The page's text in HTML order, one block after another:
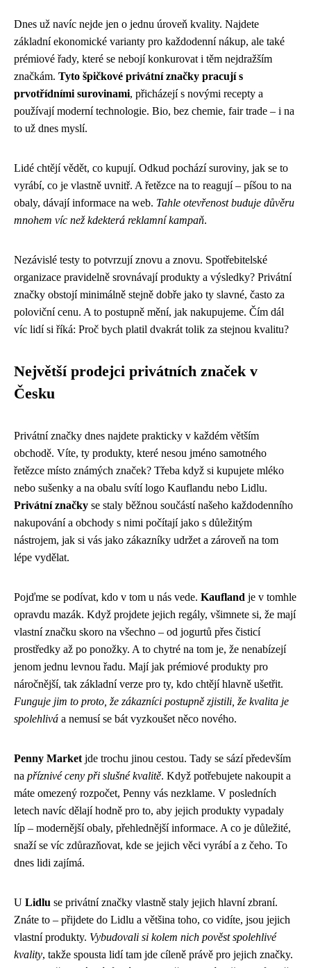
Dnes už navíc nejde jen o jednu úroveň kvality. Najdete
základní ekonomické varianty pro každodenní nákup, ale také
prémiové řady, které se nebojí konkurovat i těm nejdražším
značkám. Tyto špičkové privátní značky pracují s
prvotřídními surovinami, přicházejí s novými recepty a
používají moderní technologie. Bio, bez chemie, fair trade – i na
to už dnes myslí.
Lidé chtějí vědět, co kupují. Odkud pochází suroviny, jak se to
vyrábí, co je vlastně uvnitř. A řetězce na to reagují – píšou to na
obaly, dávají informace na web. Tahle otevřenost buduje důvěru
mnohem víc než kdekterá reklamní kampaň.
Nezávislé testy to potvrzují znovu a znovu. Spotřebitelské
organizace pravidelně srovnávají produkty a výsledky? Privátní
značky obstojí minimálně stejně dobře jako ty slavné, často za
poloviční cenu. A to postupně mění, jak nakupujeme. Čím dál
víc lidí si říká: Proč bych platil dvakrát tolik za stejnou kvalitu?
Největší prodejci privátních značek v
Česku
Privátní značky dnes najdete prakticky v každém větším
obchodě. Víte, ty produkty, které nesou jméno samotného
řetězce místo známých značek? Třeba když si kupujete mléko
nebo sušenky a na obalu svítí logo Kauflandu nebo Lidlu.
Privátní značky se staly běžnou součástí našeho každodenního
nakupování a obchody s nimi počítají jako s důležitým
nástrojem, jak si vás jako zákazníky udržet a zároveň na tom
lépe vydělat.
Pojďme se podívat, kdo v tom u nás vede. Kaufland je v tomhle
opravdu mazák. Když projdete jejich regály, všimnete si, že mají
vlastní značku skoro na všechno – od jogurtů přes čisticí
prostředky až po ponožky. A to chytré na tom je, že nenabízejí
jenom jednu levnou řadu. Mají jak prémiové produkty pro
náročnější, tak základní verze pro ty, kdo chtějí hlavně ušetřit.
Funguje jim to proto, že zákazníci postupně zjistili, že kvalita je
spolehlivá a nemusí se bát vyzkoušet něco nového.
Penny Market jde trochu jinou cestou. Tady se sází především
na příznivé ceny při slušné kvalitě. Když potřebujete nakoupit a
máte omezený rozpočet, Penny vás nezklame. V posledních
letech navíc dělají hodně pro to, aby jejich produkty vypadaly
líp – modernější obaly, přehlednější informace. A co je důležité,
snaží se víc zdůrazňovat, kde se jejich věci vyrábí a z čeho. To
dnes lidi zajímá.
U Lidlu se privátní značky vlastně staly jejich hlavní zbraní.
Znáte to – přijdete do Lidlu a většina toho, co vidíte, jsou jejich
vlastní produkty. Vybudovali si kolem nich pověst spolehlivé
kvality, takže spousta lidí tam jde cíleně právě pro jejich značky.